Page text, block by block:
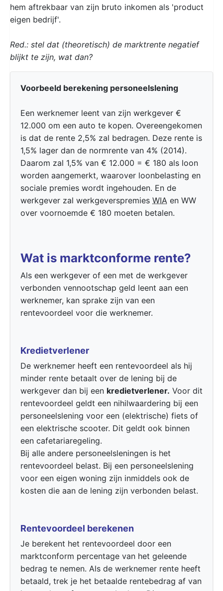
hem aftrekbaar van zijn bruto inkomen als 'product
eigen bedrijf'.
Red.: stel dat (theoretisch) de marktrente negatief
blijkt te zijn, wat dan?
Voorbeeld berekening personeelslening
Een werknemer leent van zijn werkgever €
12.000 om een auto te kopen. Overeengekomen
is dat de rente 2,5% zal bedragen. Deze rente is
1,5% lager dan de normrente van 4% (2014).
Daarom zal 1,5% van € 12.000 = € 180 als loon
worden aangemerkt, waarover loonbelasting en
sociale premies wordt ingehouden. En de
werkgever zal werkgeverspremies WIA en WW
over voornoemde € 180 moeten betalen.
Wat is marktconforme rente?
Als een werkgever of een met de werkgever
verbonden vennootschap geld leent aan een
werknemer, kan sprake zijn van een
rentevoordeel voor die werknemer.
Kredietverlener
De werknemer heeft een rentevoordeel als hij
minder rente betaalt over de lening bij de
werkgever dan bij een kredietverlener. Voor dit
rentevoordeel geldt een nihilwaardering bij een
personeelslening voor een (elektrische) fiets of
een elektrische scooter. Dit geldt ook binnen
een cafetariaregeling.
Bij alle andere personeelsleningen is het
rentevoordeel belast. Bij een personeelslening
voor een eigen woning zijn inmiddels ook de
kosten die aan de lening zijn verbonden belast.
Rentevoordeel berekenen
Je berekent het rentevoordeel door een
marktconform percentage van het geleende
bedrag te nemen. Als de werknemer rente heeft
betaald, trek je het betaalde rentebedrag af van